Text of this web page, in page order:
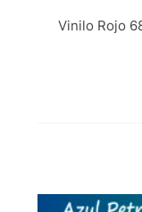
Vinilo Rojo